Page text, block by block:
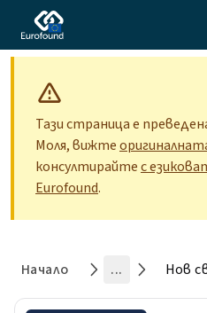
Тази страница е
Моля, вижте
консултирайтес
Eurofound.
Начало ...